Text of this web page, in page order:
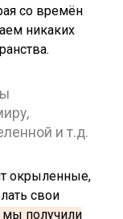
со времён
никаких
и т.д.
окрыленные,
свои
получили